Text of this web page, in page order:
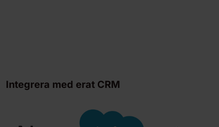
Integrera med erat CRM